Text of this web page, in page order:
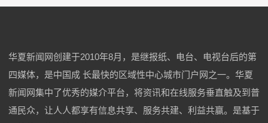
华夏新闻网创建于2010年8月，是继报纸、电台、电视台后的第
四媒体，是中国成 长最快的区域性中心城市门户网之一。华夏
新闻网集中了优秀的媒介平台，将资讯和在线服务垂直触及到普
通民众，让人人都享有信息共享、服务共建、利益共赢。是基于